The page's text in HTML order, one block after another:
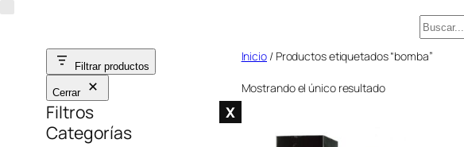
contenido
Buscar
Filtrar productos
Cerrar
Filtros X
Categorías
Inicio / Productos etiquetados “bomba”
Mostrando el único resultado